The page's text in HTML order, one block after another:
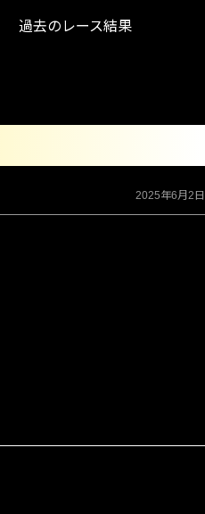
過去のレース結果
2025年6月2日